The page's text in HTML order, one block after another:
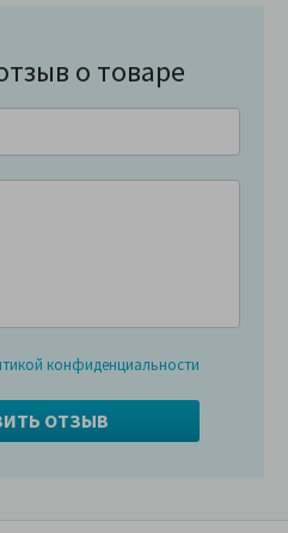
о товаре
конфиденциальности